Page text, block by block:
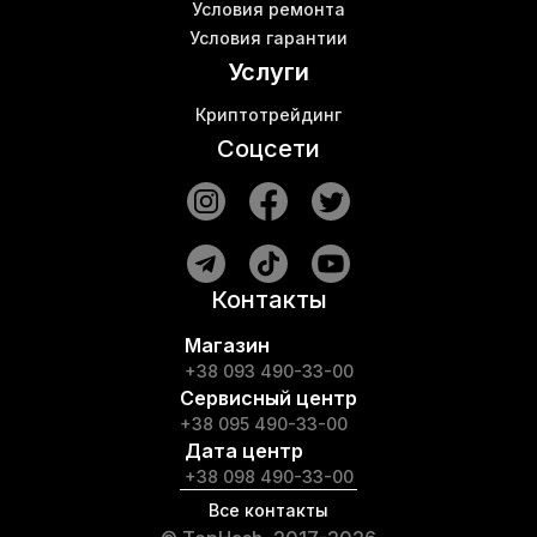
Условия ремонта
Условия гарантии
Услуги
Криптотрейдинг
Соцсети
Контакты
Магазин
+38 093 490-33-00
Сервисный центр
+38 095 490-33-00
Дата центр
+38 098 490-33-00
Все контакты